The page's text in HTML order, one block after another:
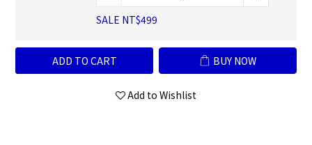
SALE NT$499
ADD TO CART BUY NOW
Add to Wishlist